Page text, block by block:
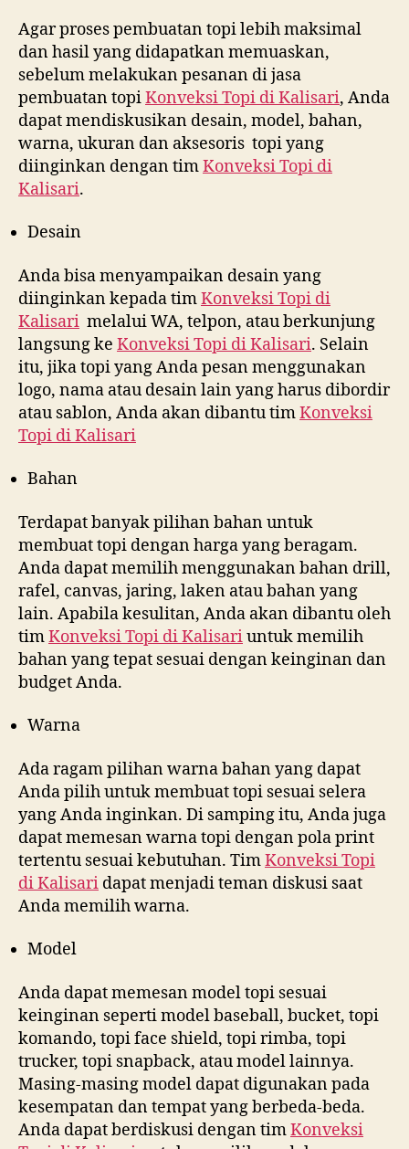
Agar proses pembuatan topi lebih maksimal
dan hasil yang didapatkan memuaskan,
sebelum melakukan pesanan di jasa
pembuatan topiKonveksi Topi diKalisari, Anda
dapat mendiskusikan desain, model, bahan,
warna, ukuran dan aksesoris topi yang
diinginkan dengan timKonveksi Topi di
Kalisari.
Desain
Anda bisa menyampaikan desain yang
diinginkan kepada timKonveksi Topi di
Kalisari melalui WA, telpon, atau berkunjung
langsung ke Konveksi Topi diKalisari. Selain
itu, jika topi yang Anda pesan menggunakan
logo, nama atau desain lain yang harus dibordir
atau sablon, Anda akan dibantu timKonveksi
Topi diKalisari
Bahan
Terdapat banyak pilihan bahan untuk
membuat topi dengan harga yang beragam.
Anda dapat memilih menggunakan bahan drill,
rafel, canvas, jaring, laken atau bahan yang
lain. Apabila kesulitan, Anda akan dibantu oleh
timKonveksi Topi diKalisariuntuk memilih
bahan yang tepat sesuai dengan keinginan dan
budget Anda.
Warna
Ada ragam pilihan warna bahan yang dapat
Anda pilih untuk membuat topi sesuai selera
yang Anda inginkan. Di samping itu, Anda juga
dapat memesan warna topi dengan pola print
tertentu sesuai kebutuhan. TimKonveksi Topi
diKalisari dapat menjadi teman diskusi saat
Anda memilih warna.
Model
Anda dapat memesan model topi sesuai
keinginan seperti model baseball, bucket, topi
komando, topi face shield, topi rimba, topi
trucker, topi snapback, atau model lainnya.
Masing-masing model dapat digunakan pada
kesempatan dan tempat yang berbeda-beda.
Anda dapat berdiskusi dengan timKonveksi